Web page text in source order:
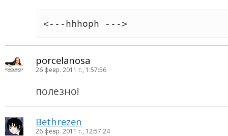
<--- hhhoph --->
porcelanosa
26 февр. 2011 г., 1:57:56
полезно!
Bethrezen
26 февр. 2011 г., 12:57:24